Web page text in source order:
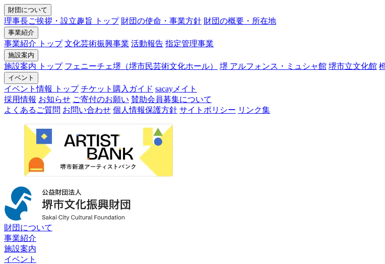
財団について
理事長ご挨拶・設立趣旨 トップ 財団の使命・事業方針 財団の概要・所在地
事業紹介
事業紹介 トップ 文化芸術振興事業 活動報告 指定管理事業
施設案内
施設案内 トップ フェニーチェ堺（堺市民芸術文化ホール） 堺 アルフォンス・ミュシャ館 堺市立文化館
イベント
イベント情報 トップ チケット購入ガイド sacayメイト
採用情報 お知らせ ご寄付のお願い 賛助会員募集について
よくあるご質問 お問い合わせ 個人情報保護方針 サイトポリシー リンク集
財団について
事業紹介
施設案内
イベント